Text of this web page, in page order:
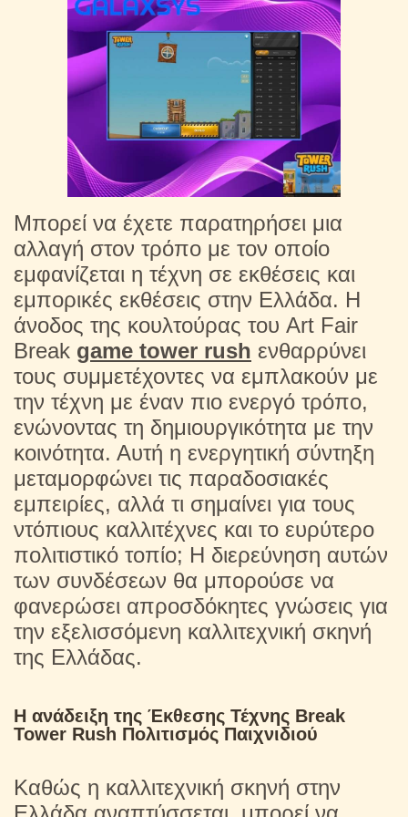
Μπορεί να έχετε παρατηρήσει μια
αλλαγή στον τρόπο με τον οποίο
εμφανίζεται η τέχνη σε εκθέσεις και
εμπορικές εκθέσεις στην Ελλάδα. Η
άνοδος της κουλτούρας του Art Fair
Break game tower rush ενθαρρύνει
τους συμμετέχοντες να εμπλακούν με
την τέχνη με έναν πιο ενεργό τρόπο,
ενώνοντας τη δημιουργικότητα με την
κοινότητα. Αυτή η ενεργητική σύντηξη
μεταμορφώνει τις παραδοσιακές
εμπειρίες, αλλά τι σημαίνει για τους
ντόπιους καλλιτέχνες και το ευρύτερο
πολιτιστικό τοπίο; Η διερεύνηση αυτών
των συνδέσεων θα μπορούσε να
φανερώσει απροσδόκητες γνώσεις για
την εξελισσόμενη καλλιτεχνική σκηνή
της Ελλάδας.
Η ανάδειξη της Έκθεσης Τέχνης Break
Tower Rush Πολιτισμός Παιχνιδιού
Καθώς η καλλιτεχνική σκηνή στην